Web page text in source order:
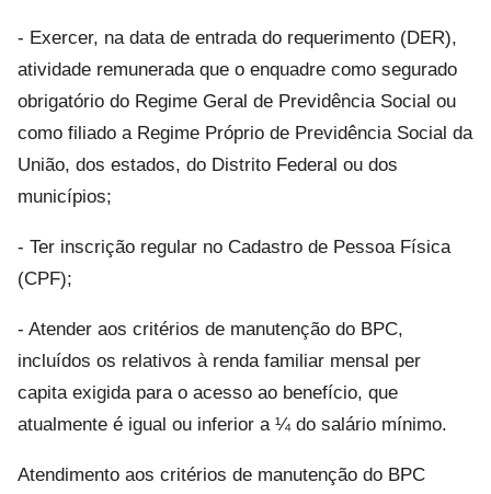
- Exercer, na data de entrada do requerimento (DER),
atividade remunerada que o enquadre como segurado
obrigatório do Regime Geral de Previdência Social ou
como filiado a Regime Próprio de Previdência Social da
União, dos estados, do Distrito Federal ou dos
municípios;
- Ter inscrição regular no Cadastro de Pessoa Física
(CPF);
- Atender aos critérios de manutenção do BPC,
incluídos os relativos à renda familiar mensal per
capita exigida para o acesso ao benefício, que
atualmente é igual ou inferior a ¼ do salário mínimo.
Atendimento aos critérios de manutenção do BPC